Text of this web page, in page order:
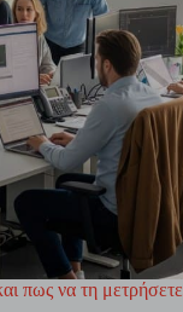
πως να τη μετρήσετε